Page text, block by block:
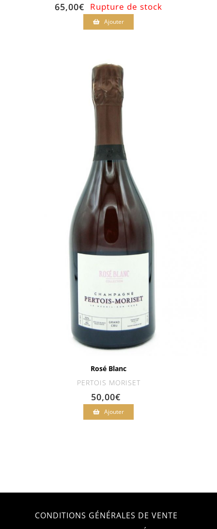
65,00€ Rupture de stock
Ajouter
Rosé Blanc
PERTOIS MORISET
50,00€
Ajouter
CONDITIONS GÉNÉRALES DE VENTE